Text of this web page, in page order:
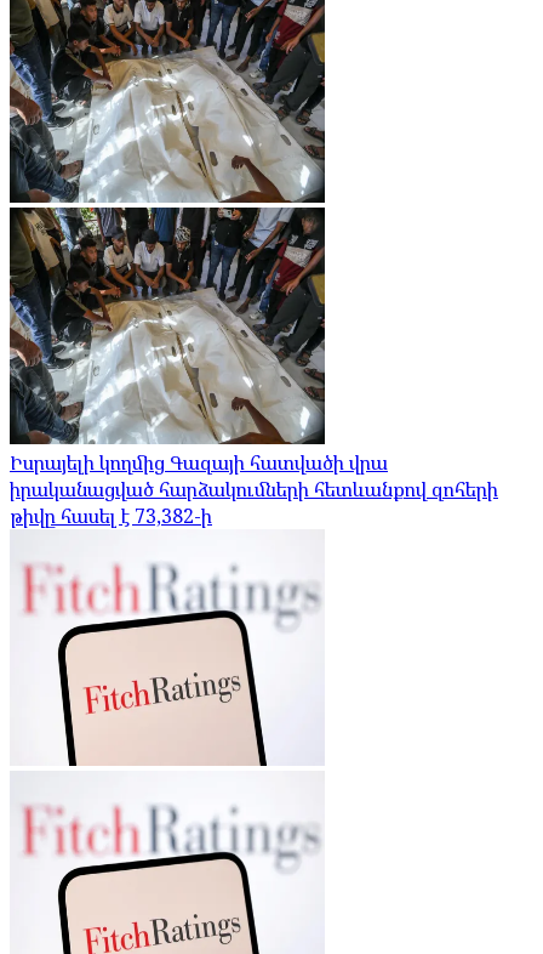
Իսրայելի կողմից Գազայի հատվածի վրա
իրականացված հարձակումների հետևանքով զոհերի
թիվը հասել է 73,382-ի